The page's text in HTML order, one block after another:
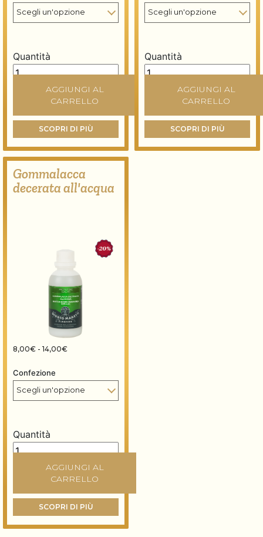
Quantità
Gommalacca decerata in scaglie quantità
AGGIUNGI AL
CARRELLO
SCOPRI DI PIÙ
Quantità
Gommalacca decerata in
AGGIUNGI AL
CARRELLO
SCOPRI DI PIÙ
Gommalacca
decerata all'acqua
8,00€ - 14,00€Fascia di prezzo: da 8,00€ a 14,00€
Confezione
Quantità
Gommalacca decerata all'acqua quantità
AGGIUNGI AL
CARRELLO
SCOPRI DI PIÙ